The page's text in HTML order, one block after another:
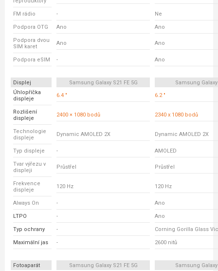
FM rádio - Ne
Podpora OTG Ano Ano
Podpora dvou
SIM karet
Ano Ano
Podpora eSIM - Ano
Displej Samsung Galaxy S21 FE 5G
Samsung Galaxy
Úhlopříčka
displeje
6.4 " 6.2 "
Rozlišení
displeje
2400 × 1080 bodů 2340 x 1080 bodů
Technologie
displeje
Dynamic AMOLED 2X Dynamic AMOLED 2X
Typ displeje - AMOLED
Tvar výřezu v
displeji
Průstřel Průstřel
Frekvence
displeje
120 Hz 120 Hz
Always On - Ano
LTPO - Ano
Typ ochrany - Corning Gorilla Glass
Maximální jas - 2600 nitů
Fotoaparát Samsung Galaxy S21 FE 5G
Samsung Galaxy